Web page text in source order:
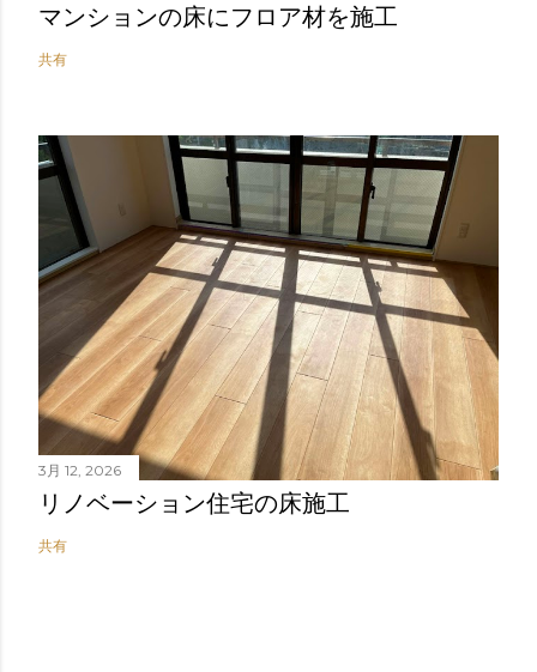
マンションの床にフロア材を施工
共有
3月 12, 2026
リノベーション住宅の床施工
共有